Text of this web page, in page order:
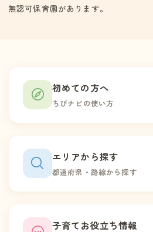
無認可保育園があります。
初めての方へ
ちびナビの使い方
エリアから探す
都道府県・路線から探す
子育てお役立ち情報